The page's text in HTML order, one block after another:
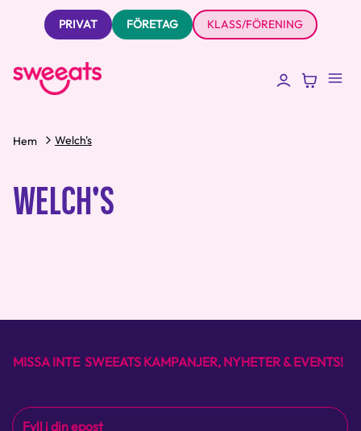
PRIVAT FÖRETAG KLASS/FÖRENING
Hem Welch's
WELCH'S
MISSA INTE SWEEATS KAMPANJER, NYHETER & EVENTS!